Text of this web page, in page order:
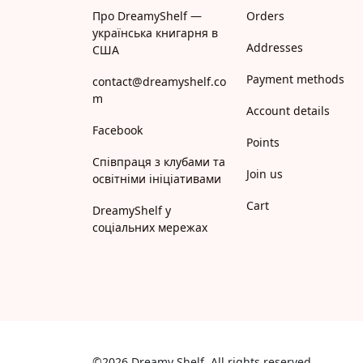
Про DreamyShelf —
українська книгарня в
США
contact@dreamyshelf.co
m
Facebook
Співпраця з клубами та
освітніми ініціативами
DreamyShelf у
соціальних мережах
Orders
Addresses
Payment methods
Account details
Points
Join us
Cart